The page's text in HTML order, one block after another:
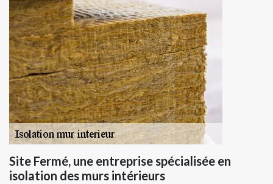
Site Fermé, une entreprise spécialisée en
isolation des murs intérieurs